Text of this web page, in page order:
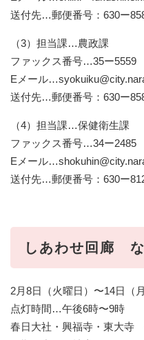
送付先…郵便番号：630ー
（3）担当課…農政課
ファックス番号…35ー5559
Eメール
送付先…郵便番号：630ー
（4）担当課…保健衛生課
ファックス番号…34ー2485
Eメール
送付先…郵便番号：630ー
しあわせ回廊
2月8日（火曜日）〜14日（月
点灯時間…午後6時〜9時
春日大社・興福寺・東大